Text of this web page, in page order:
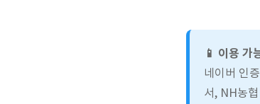
📱 이용 가
네이버 인
서, NH농